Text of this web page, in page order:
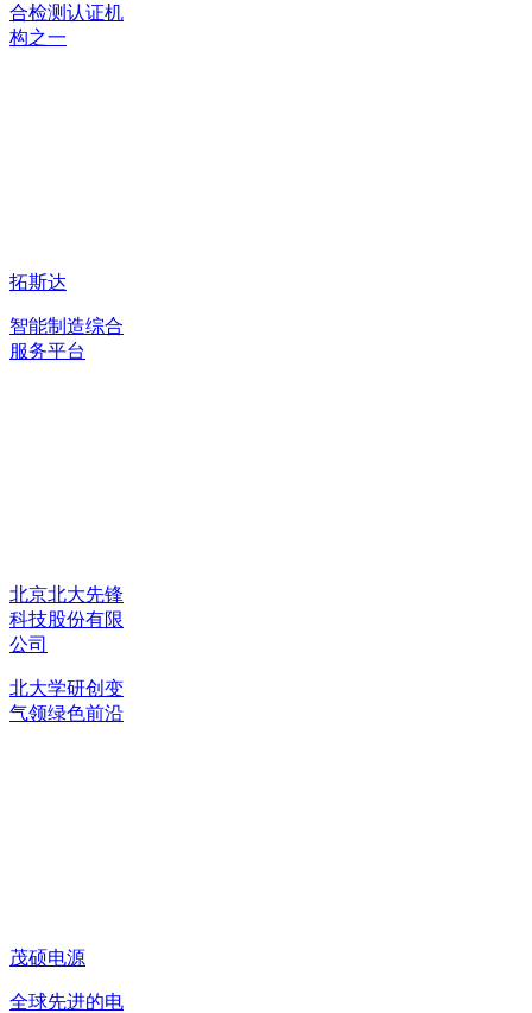
合检测认证机
构之一
拓斯达
智能制造综合
服务平台
北京北大先锋
科技股份有限
公司
北大学研创变
气领绿色前沿
茂硕电源
全球先进的电